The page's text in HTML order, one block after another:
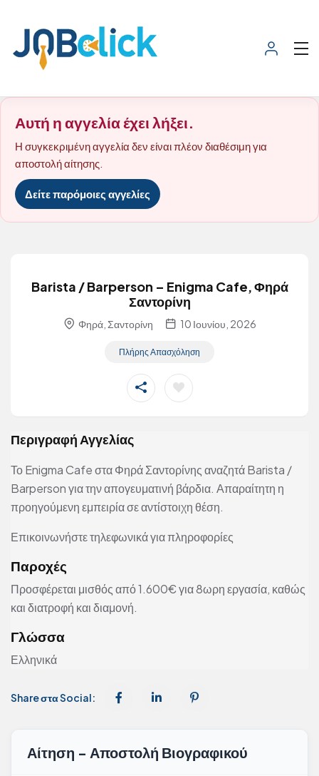
Αυτή η αγγελία έχει λήξει.
Η συγκεκριμένη αγγελία δεν είναι πλέον διαθέσιμη για
αποστολή αίτησης.
Δείτε παρόμοιες αγγελίες
Barista / Barperson – Enigma Cafe, Φηρά
Σαντορίνη
Φηρά, Σαντορίνη 10 Ιουνίου, 2026
Πλήρης Απασχόληση
Περιγραφή Αγγελίας
Το Enigma Cafe στα Φηρά Σαντορίνης αναζητά Barista /
Barperson για την απογευματινή βάρδια. Απαραίτητη η
προηγούμενη εμπειρία σε αντίστοιχη θέση.
Επικοινωνήστε τηλεφωνικά για πληροφορίες
Παροχές
Προσφέρεται μισθός από 1.600€ για 8ωρη εργασία, καθώς
και διατροφή και διαμονή.
Γλώσσα
Ελληνικά
Share στα Social:
Αίτηση - Αποστολή Βιογραφικού